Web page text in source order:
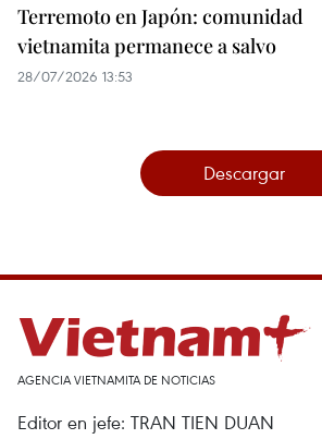
Terremoto en Japón: comunidad
vietnamita permanece a salvo
28/07/2026 13:53
Descargar
AGENCIA VIETNAMITA DE NOTICIAS
Editor en jefe: TRAN TIEN DUAN